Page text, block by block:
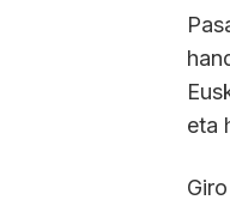
eta